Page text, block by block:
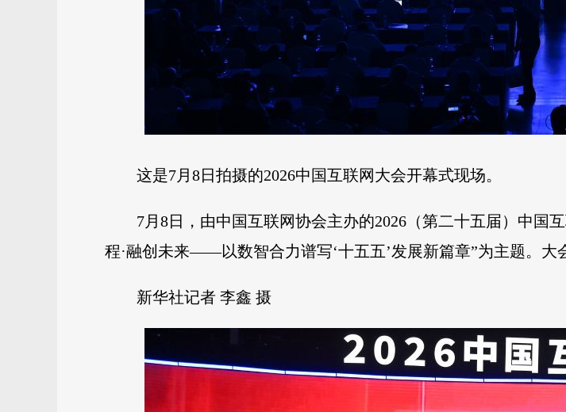
这是7月8日拍摄的2026中国互联网大会开幕式现场。
7月8日，由中国互联网协会主办的2026（第二十五届）中国
程·融创未来——以数智合力谱写‘十五五’发展新篇章”为主题。大
新华社记者 李鑫 摄